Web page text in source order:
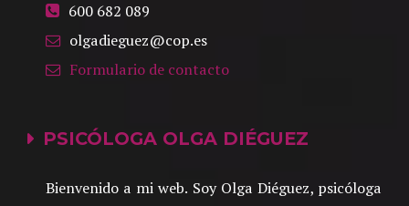
600 682 089
olgadieguez@cop.es
Formulario de contacto
PSICÓLOGA OLGA DIÉGUEZ
Bienvenido a mi web. Soy Olga Diéguez, psicóloga